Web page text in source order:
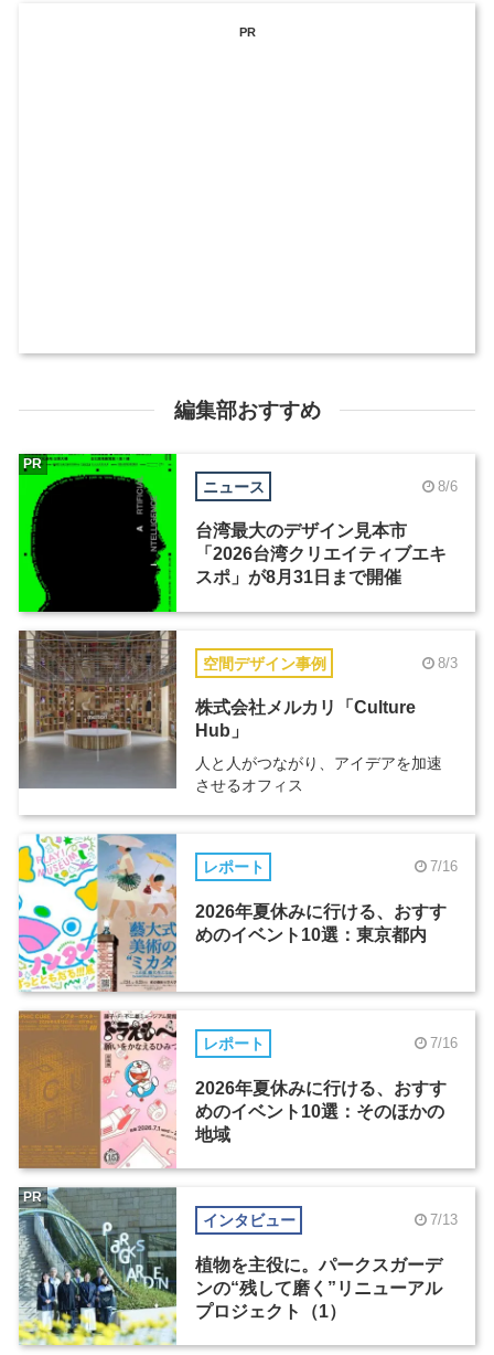
PR
編集部おすすめ
ニュース 8/6
台湾最大のデザイン見本市
「2026台湾クリエイティブエキ
スポ」が8月31日まで開催
PR
空間デザイン事例 8/3
株式会社メルカリ「Culture
Hub」
人と人がつながり、アイデアを加速
させるオフィス
レポート 7/16
2026年夏休みに行ける、おすす
めのイベント10選：東京都内
レポート 7/16
2026年夏休みに行ける、おすす
めのイベント10選：そのほかの
地域
インタビュー 7/13
植物を主役に。パークスガーデ
ンの“残して磨く”リニューアル
プロジェクト（1）
PR